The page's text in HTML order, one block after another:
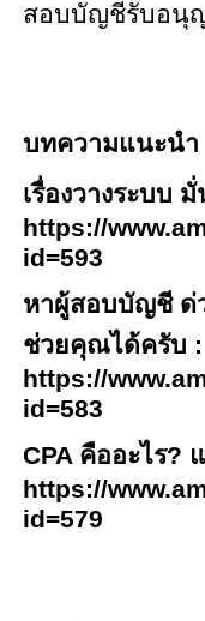
สอบบัญชีรับอนุ
บทความแนะนำ
เรื่องวางระบบ มั่
https://
id=593
หาผู้สอบบัญชี ด่
ช่วยคุณได้ครับ :
https://
id=583
CPA คืออะไร?
https://
id=579